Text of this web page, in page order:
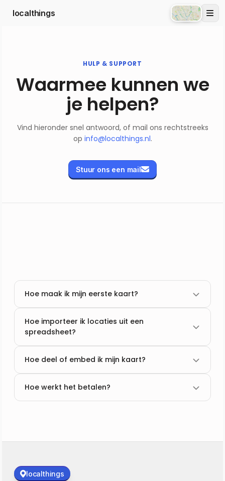
localthings
Atlas
HULP & SUPPORT
Waarmee kunnen we
je helpen?
Vind hieronder snel antwoord, of mail ons rechtstreeks
op info@localthings.nl.
Stuur ons een mail
Hoe maak ik mijn eerste kaart?
Hoe importeer ik locaties uit een
spreadsheet?
Hoe deel of embed ik mijn kaart?
Hoe werkt het betalen?
localthings